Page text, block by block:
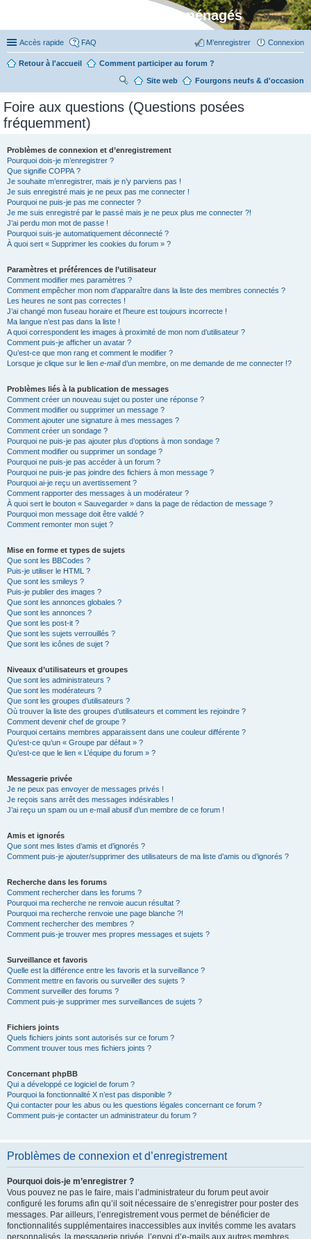
Stylevan - Vans aménagés
Accès rapide FAQ Connexion
M’enregistrer
Retour à l'accueil Comment participer au forum ?
Fourgons neufs & d'occasion
Site web
R
her
er
Foire aux questions (Questions posées
fréquemment)
Problèmes de connexion et d’enregistrement
Pourquoi dois-je m’enregistrer ?
Que signifie COPPA ?
Je souhaite m’enregistrer, mais je n’y parviens pas !
Je suis enregistré mais je ne peux pas me connecter !
Pourquoi ne puis-je pas me connecter ?
Je me suis enregistré par le passé mais je ne peux plus me connecter ?!
J’ai perdu mon mot de passe !
Pourquoi suis-je automatiquement déconnecté ?
À quoi sert « Supprimer les cookies du forum » ?
Paramètres et préférences de l’utilisateur
Comment modifier mes paramètres ?
Comment empêcher mon nom d’apparaître dans la liste des membres connectés ?
Les heures ne sont pas correctes !
J’ai changé mon fuseau horaire et l’heure est toujours incorrecte !
Ma langue n’est pas dans la liste !
A quoi correspondent les images à proximité de mon nom d’utilisateur ?
Comment puis-je afficher un avatar ?
Qu’est-ce que mon rang et comment le modifier ?
Lorsque je clique sur le lien e-maild’un membre, on me demande de me connecter !?
Problèmes liés à la publication de messages
Comment créer un nouveau sujet ou poster une réponse ?
Comment modifier ou supprimer un message ?
Comment ajouter une signature à mes messages ?
Comment créer un sondage ?
Pourquoi ne puis-je pas ajouter plus d’options à mon sondage ?
Comment modifier ou supprimer un sondage ?
Pourquoi ne puis-je pas accéder à un forum ?
Pourquoi ne puis-je pas joindre des fichiers à mon message ?
Pourquoi ai-je reçu un avertissement ?
Comment rapporter des messages à un modérateur ?
À quoi sert le bouton « Sauvegarder » dans la page de rédaction de message ?
Pourquoi mon message doit être validé ?
Comment remonter mon sujet ?
Mise en forme et types de sujets
Que sont les BBCodes ?
Puis-je utiliser le HTML ?
Que sont les smileys ?
Puis-je publier des images ?
Que sont les annonces globales ?
Que sont les annonces ?
Que sont les post-it ?
Que sont les sujets verrouillés ?
Que sont les icônes de sujet ?
Niveaux d’utilisateurs et groupes
Que sont les administrateurs ?
Que sont les modérateurs ?
Que sont les groupes d’utilisateurs ?
Où trouver la liste des groupes d’utilisateurs et comment les rejoindre ?
Comment devenir chef de groupe ?
Pourquoi certains membres apparaissent dans une couleur différente ?
Qu’est-ce qu’un « Groupe par défaut » ?
Qu’est-ce que le lien « L’équipe du forum » ?
Messagerie privée
Je ne peux pas envoyer de messages privés !
Je reçois sans arrêt des messages indésirables !
J’ai reçu un spam ou un e-mail abusif d’un membre de ce forum !
Amis et ignorés
Que sont mes listes d’amis et d’ignorés ?
Comment puis-je ajouter/supprimer des utilisateurs de ma liste d’amis ou d’ignorés ?
Recherche dans les forums
Comment rechercher dans les forums ?
Pourquoi ma recherche ne renvoie aucun résultat ?
Pourquoi ma recherche renvoie une page blanche ?!
Comment rechercher des membres ?
Comment puis-je trouver mes propres messages et sujets ?
Surveillance et favoris
Quelle est la différence entre les favoris et la surveillance ?
Comment mettre en favoris ou surveiller des sujets ?
Comment surveiller des forums ?
Comment puis-je supprimer mes surveillances de sujets ?
Fichiers joints
Quels fichiers joints sont autorisés sur ce forum ?
Comment trouver tous mes fichiers joints ?
Concernant phpBB
Qui a développé ce logiciel de forum ?
Pourquoi la fonctionnalité X n’est pas disponible ?
Qui contacter pour les abus ou les questions légales concernant ce forum ?
Comment puis-je contacter un administrateur du forum ?
Problèmes de connexion et d’enregistrement
Pourquoi dois-je m’enregistrer ?
Vous pouvez ne pas le faire, mais l’administrateur du forum peut avoir
configuré les forums afin qu’il soit nécessaire de s’enregistrer pour poster des
messages. Par ailleurs, l’enregistrement vous permet de bénéficier de
fonctionnalités supplémentaires inaccessibles aux invités comme les avatars
personnalisés, la messagerie privée, l’envoi d’e-mails aux autres membres,